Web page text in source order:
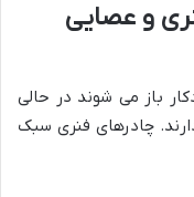
و عصایی
باز می شوند در حالی
چادرهای فنری سبک